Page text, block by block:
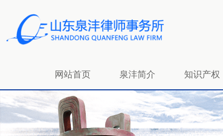
网站首页 泉沣简介 知识产权
招贤纳士